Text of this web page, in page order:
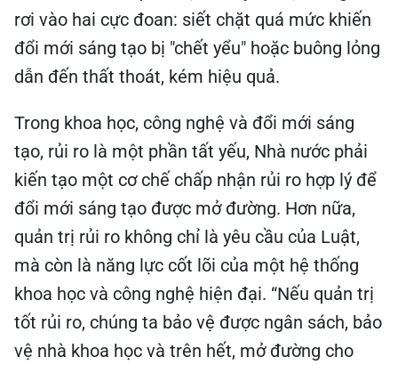
rơi vào hai cực đoan: siết chặt quá mức khiến
đổi mới sáng tạo bị "chết yểu" hoặc buông lỏng
dẫn đến thất thoát, kém hiệu quả.
Trong khoa học, công nghệ và đổi mới sáng
tạo, rủi ro là một phần tất yếu, Nhà nước phải
kiến tạo một cơ chế chấp nhận rủi ro hợp lý để
đổi mới sáng tạo được mở đường. Hơn nữa,
quản trị rủi ro không chỉ là yêu cầu của Luật,
mà còn là năng lực cốt lõi của một hệ thống
khoa học và công nghệ hiện đại. “Nếu quản trị
tốt rủi ro, chúng ta bảo vệ được ngân sách, bảo
vệ nhà khoa học và trên hết, mở đường cho